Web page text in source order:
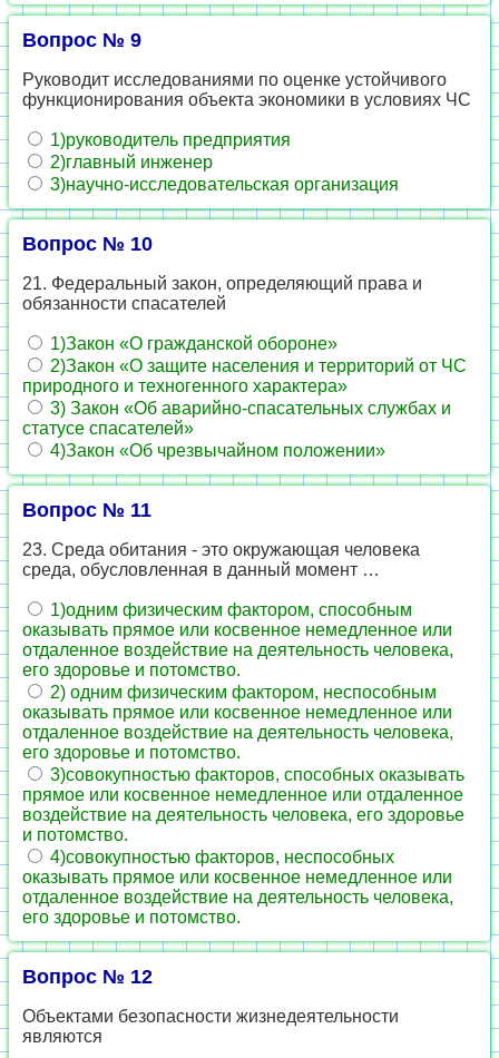
Вопрос № 9
Руководит исследованиями по оценке устойчивого
функционирования объекта экономики в условиях ЧС
1)руководитель предприятия
2)главный инженер
3)научно-исследовательская организация
Вопрос № 10
21. Федеральный закон, определяющий права и
обязанности спасателей
1)Закон «О гражданской обороне»
2)Закон «О защите населения и территорий от ЧС
природного и техногенного характера»
3) Закон «Об аварийно-спасательных службах и
статусе спасателей»
4)Закон «Об чрезвычайном положении»
Вопрос № 11
23. Среда обитания - это окружающая человека
среда, обусловленная в данный момент …
1)одним физическим фактором, способным
оказывать прямое или косвенное немедленное или
отдаленное воздействие на деятельность человека,
его здоровье и потомство.
2) одним физическим фактором, неспособным
оказывать прямое или косвенное немедленное или
отдаленное воздействие на деятельность человека,
его здоровье и потомство.
3)совокупностью факторов, способных оказывать
прямое или косвенное немедленное или отдаленное
воздействие на деятельность человека, его здоровье
и потомство.
4)совокупностью факторов, неспособных
оказывать прямое или косвенное немедленное или
отдаленное воздействие на деятельность человека,
его здоровье и потомство.
Вопрос № 12
Объектами безопасности жизнедеятельности
являются